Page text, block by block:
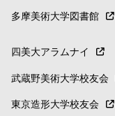
多摩美術大学図書館
四美大アラムナイ
武蔵野美術大学校友会
東京造形大学校友会